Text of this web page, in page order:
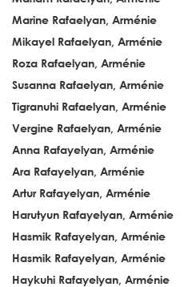
Marine Rafaelyan, Arménie
Mikayel Rafaelyan, Arménie
Roza Rafaelyan, Arménie
Susanna Rafaelyan, Arménie
Tigranuhi Rafaelyan, Arménie
Vergine Rafaelyan, Arménie
Anna Rafayelyan, Arménie
Ara Rafayelyan, Arménie
Artur Rafayelyan, Arménie
Harutyun Rafayelyan, Arménie
Hasmik Rafayelyan, Arménie
Hasmik Rafayelyan, Arménie
Haykuhi Rafayelyan, Arménie